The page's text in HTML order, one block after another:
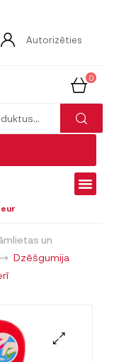
Autorizēties
0
un
Dzēšgumija